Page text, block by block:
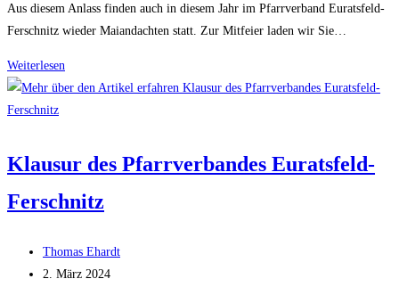
Aus diesem Anlass finden auch in diesem Jahr im Pfarrverband Euratsfeld-
Ferschnitz wieder Maiandachten statt. Zur Mitfeier laden wir Sie…
Weiterlesen
im
Ferschnitz
2024
Klausur des Pfarrverbandes Euratsfeld-
Ferschnitz
Beitrags-
Autor:
Thomas Ehardt
Beitrag
2. März 2024